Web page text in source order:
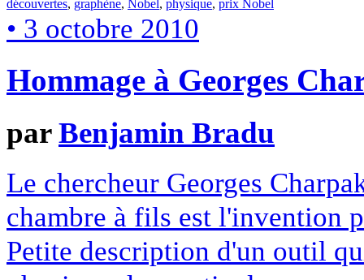
découvertes, graphène, Nobel, physique, prix Nobel
• 3 octobre 2010
Hommage à Georges
parBenjamin Bradu
Le chercheur Georges
chambre à fils est l'invention
Petite description d'un outil